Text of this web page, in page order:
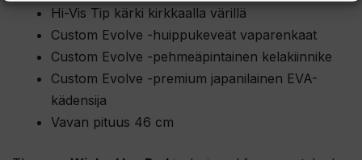
Hi-Vis Tip kärki kirkkaalla värillä
Custom Evolve -huippukeveät vaparenkaat
Custom Evolve -pehmeäpintainen kelakiinnike
Custom Evolve -premium japanilainen EVA-
kädensija
Vavan pituus 46 cm